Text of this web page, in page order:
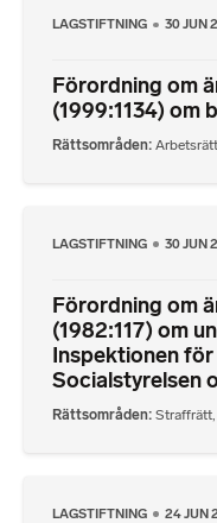
LAGSTIFTNING 30 JUN
Förordning om
(1999:1134) om
Rättsområden Arbetsrätt
LAGSTIFTNING 30 JUN
Förordning om
(1982:117) om
Inspektionen
Socialstyrelsen
Rättsområden Straffrätt
LAGSTIFTNING 24 JUN